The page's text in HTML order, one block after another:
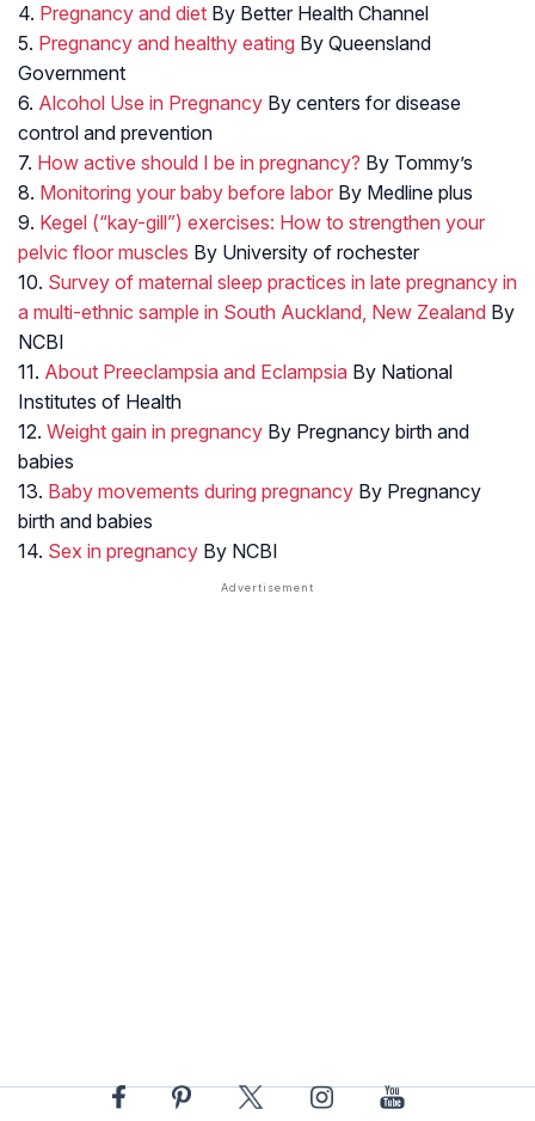
4. Pregnancy and diet By Better Health Channel
5. Pregnancy and healthy eating By Queensland
Government
6. Alcohol Use in Pregnancy By centers for disease
control and prevention
7. How active should I be in pregnancy? By Tommy’s
8. Monitoring your baby before labor By Medline plus
9. Kegel (“kay-gill”) exercises: How to strengthen your
pelvic floor muscles By University of rochester
10. Survey of maternal sleep practices in late pregnancy in
a multi-ethnic sample in South Auckland, New Zealand By
NCBI
11. About Preeclampsia and Eclampsia By National
Institutes of Health
12. Weight gain in pregnancy By Pregnancy birth and
babies
13. Baby movements during pregnancy By Pregnancy
birth and babies
14. Sex in pregnancy By NCBI